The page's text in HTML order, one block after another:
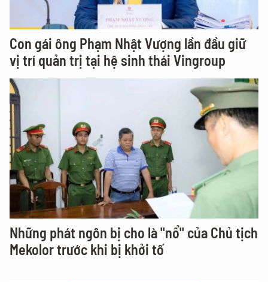
Con gái ông Phạm Nhật Vượng lần đầu giữ
vị trí quản trị tại hệ sinh thái Vingroup
Những phát ngôn bị cho là "nổ" của Chủ tịch
Mekolor trước khi bị khởi tố